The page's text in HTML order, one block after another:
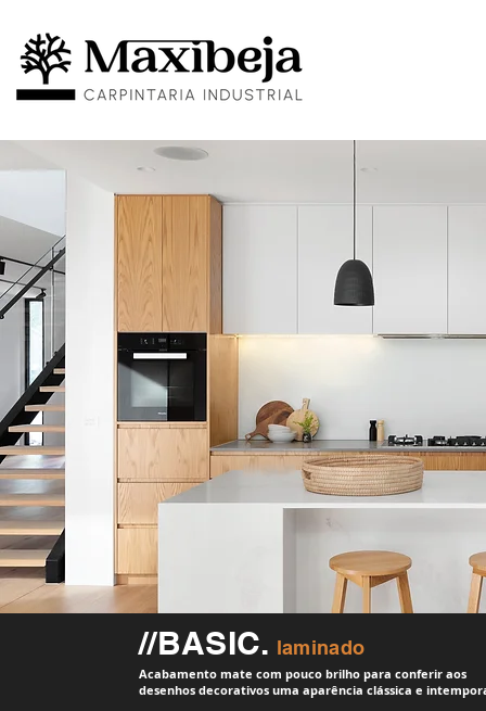
//BASIC. laminado
Acabamento mate com pouco brilho para conferir aos
desenhos decorativos uma aparência clássica e